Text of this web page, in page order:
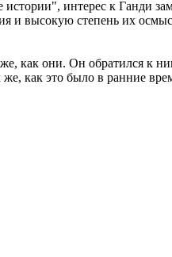
интерес к Ганди
и высокую степень их
как они. Он обратился к
как это было в ранние